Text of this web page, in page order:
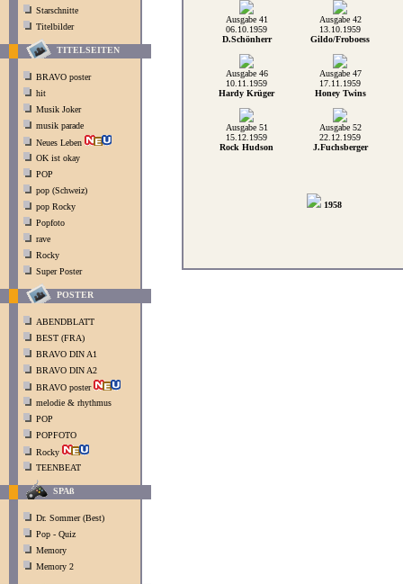
Starschnitte
Titelbilder
TITELSEITEN
BRAVO poster
hit
Musik Joker
musik parade
Neues Leben
OK ist okay
POP
pop (Schweiz)
pop Rocky
Popfoto
rave
Rocky
Super Poster
POSTER
ABENDBLATT
BEST (FRA)
BRAVO DIN A1
BRAVO DIN A2
BRAVO poster
melodie & rhythmus
POP
POPFOTO
Rocky
TEENBEAT
SPAß
Dr. Sommer (Best)
Pop - Quiz
Memory
Memory 2
Ausgabe 41
Ausgabe 42
06.10.1959
13.10.1959
D.Schönherr
Gildo/Froboess
Ausgabe 46
Ausgabe 47
10.11.1959
17.11.1959
Hardy Krüger
Honey Twins
Ausgabe 51
Ausgabe 52
15.12.1959
22.12.1959
Rock Hudson
J.Fuchsberger
1958